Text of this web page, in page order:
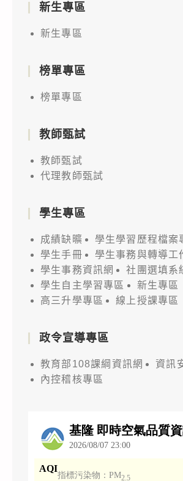
新生專區
新生專區
榜單專區
榜單專區
教師甄試
教師甄試
代理教師甄試
學生專區
成績缺曠
學生學習歷程檔案
學生手冊
學生事務與轉導工
學生事務資訊網
社團選填系
學生自主學習專區
新生專區
高三升學專區
線上授課專區
政令宣導專區
教育部108課綱資訊網
資訊
內控稽核專區